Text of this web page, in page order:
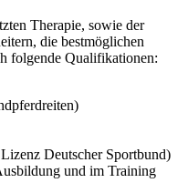
Therapie, sowie der
die bestmöglichen
folgende Qualifikationen:
Deutscher Sportbund)
und im Training